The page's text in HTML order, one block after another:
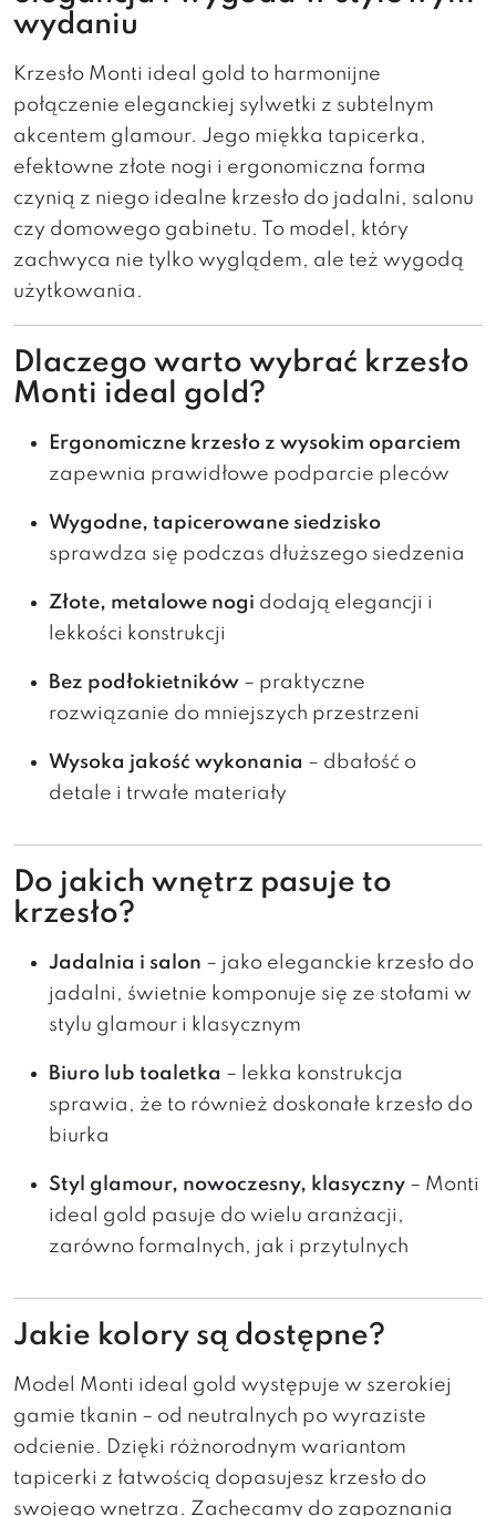
wydaniu
Krzesło Monti ideal gold to harmonijne
połączenie eleganckiej sylwetki z subtelnym
akcentem glamour. Jego miękka tapicerka,
efektowne złote nogi i ergonomiczna forma
czynią z niego idealne krzesło do jadalni, salonu
czy domowego gabinetu. To model, który
zachwyca nie tylko wyglądem, ale też wygodą
użytkowania.
Dlaczego warto wybrać krzesło
Monti ideal gold?
Ergonomiczne krzesło z wysokim oparciem
zapewnia prawidłowe podparcie pleców
Wygodne, tapicerowane siedzisko
sprawdza się podczas dłuższego siedzenia
Złote, metalowe nogi dodają elegancji i
lekkości konstrukcji
Bez podłokietników – praktyczne
rozwiązanie do mniejszych przestrzeni
Wysoka jakość wykonania – dbałość o
detale i trwałe materiały
Do jakich wnętrz pasuje to
krzesło?
Jadalnia i salon – jako eleganckie krzesło do
jadalni, świetnie komponuje się ze stołami w
stylu glamour i klasycznym
Biuro lub toaletka – lekka konstrukcja
sprawia, że to również doskonałe krzesło do
biurka
Styl glamour, nowoczesny, klasyczny – Monti
ideal gold pasuje do wielu aranżacji,
zarówno formalnych, jak i przytulnych
Jakie kolory są dostępne?
Model Monti ideal gold występuje w szerokiej
gamie tkanin – od neutralnych po wyraziste
odcienie. Dzięki różnorodnym wariantom
tapicerki z łatwością dopasujesz krzesło do
swojego wnętrza. Zachęcamy do zapoznania